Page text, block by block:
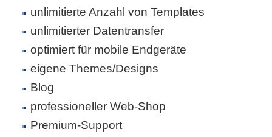
unlimitierte Anzahl von Templates
unlimitierter Datentransfer
optimiert für mobile Endgeräte
eigene Themes/Designs
Blog
professioneller Web-Shop
Premium-Support